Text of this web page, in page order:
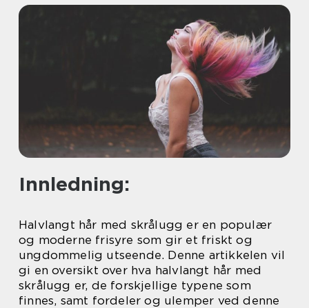
Innledning:
Halvlangt hår med skrålugg er en populær
og moderne frisyre som gir et friskt og
ungdommelig utseende. Denne artikkelen vil
gi en oversikt over hva halvlangt hår med
skrålugg er, de forskjellige typene som
finnes, samt fordeler og ulemper ved denne